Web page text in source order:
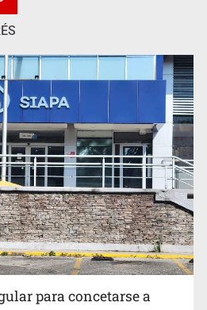
de SSAS en suspensión
para concetarse a